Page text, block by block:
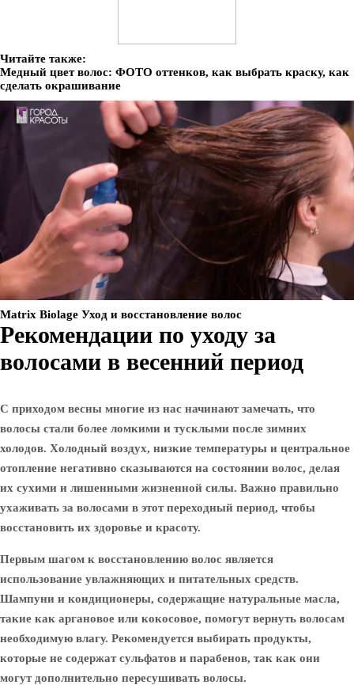
Читайте также:
Медный цвет волос: ФОТО оттенков, как выбрать краску, как
сделать окрашивание
Matrix Biolage Уход и восстановление волос
Рекомендации по уходу за
волосами в весенний период
С приходом весны многие из нас начинают замечать, что
волосы стали более ломкими и тусклыми после зимних
холодов. Холодный воздух, низкие температуры и центральное
отопление негативно сказываются на состоянии волос, делая
их сухими и лишенными жизненной силы. Важно правильно
ухаживать за волосами в этот переходный период, чтобы
восстановить их здоровье и красоту.
Первым шагом к восстановлению волос является
использование увлажняющих и питательных средств.
Шампуни и кондиционеры, содержащие натуральные масла,
такие как аргановое или кокосовое, помогут вернуть волосам
необходимую влагу. Рекомендуется выбирать продукты,
которые не содержат сульфатов и парабенов, так как они
могут дополнительно пересушивать волосы.